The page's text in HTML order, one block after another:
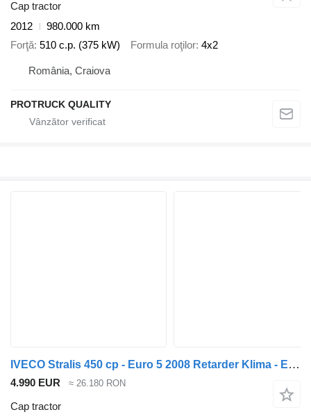
Cap tractor
2012
980.000 km
Forţă 510 c.p. (375 kW) Formula roţilor 4x2
România, Craiova
PROTRUCK QUALITY
IVECO Stralis 450 cp - Euro 5 2008 Retarder Klima - Export posibil
4.990 EUR ≈ 26.180 RON
Cap tractor